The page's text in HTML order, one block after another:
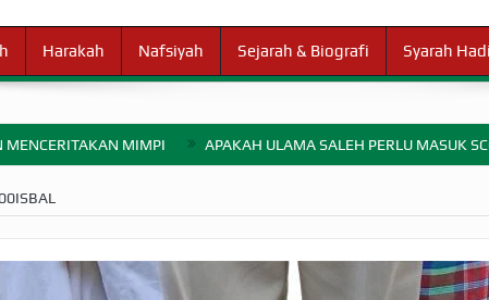
Harakah Nafsiyah Sejarah & Biografi Syarah
MENCERITAKAN MIMPI APAKAH ULAMA SALEH PERLU MASUK
ZAKAT UANG? UANG HARAM BISA MENJADI HALAL JIKA